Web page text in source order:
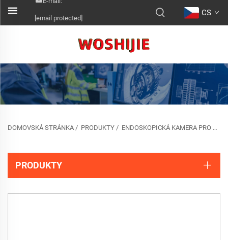
[email protected]
CS
DOMOVSKÁ STRÁNKA / PRODUKTY / ENDOSKOPICKÁ KAMERA PRO AUTO/KLIMATIZACI
PRODUKTY